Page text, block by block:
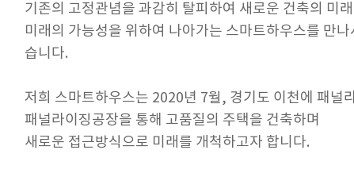
기존의 고정관념을 과감히 탈피하여 새로운 건축의 미
미래의 가능성을 위하여 나아가는 스마트하우스를 만나
습니다.
저희 스마트하우스는 2020년 7월, 경기도 이천에 패널
패널라이징공장을 통해 고품질의 주택을 건축하며
새로운 접근방식으로 미래를 개척하고자 합니다.